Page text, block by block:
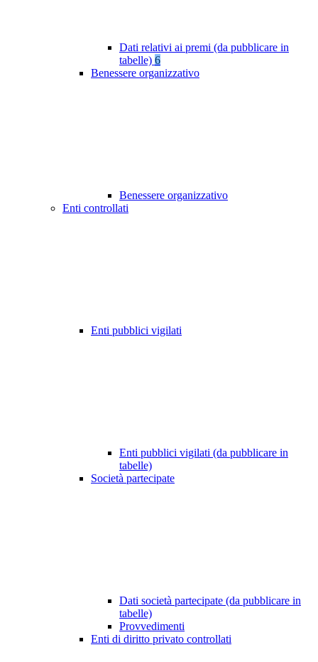
Dati relativi ai premi (da pubblicare in
tabelle) 6
Benessere organizzativo
Benessere organizzativo
Enti controllati
Enti pubblici vigilati
Enti pubblici vigilati (da pubblicare in
tabelle)
Società partecipate
Dati società partecipate (da pubblicare in
tabelle)
Provvedimenti
Enti di diritto privato controllati